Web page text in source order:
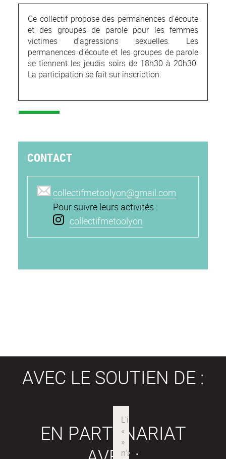
Ce collectif propose des permanences d'écoute
et des groupes de parole pour les femmes
victimes d'agressions sexuelles. Les
permanences d’écoute et les groupes de parole
se tiennent les jeudis soirs de 18h30 à 20h30.
La participation se fait sur inscription.
CONTACT
collectifmetoolyon@gmail.com
Pour suivre leurs activités :
collectifmetoolyon
AVEC LE SOUTIEN DE :
EN PARTENARIAT